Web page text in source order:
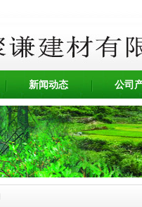
新闻动态 公司